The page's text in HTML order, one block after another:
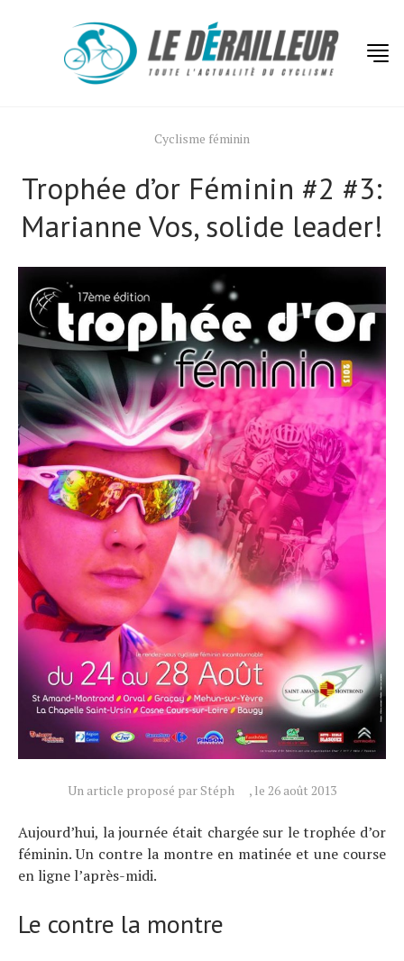
Cyclisme féminin
Trophée d’or Féminin #2 #3:
Marianne Vos, solide leader!
Un article proposé par Stéph , le 26 août 2013
Aujourd’hui, la journée était chargée sur le trophée d’or
féminin. Un contre la montre en matinée et une course
en ligne l’après-midi.
Le contre la montre
Actualités
Technologies
Tests de produits
Conseils
Tendances